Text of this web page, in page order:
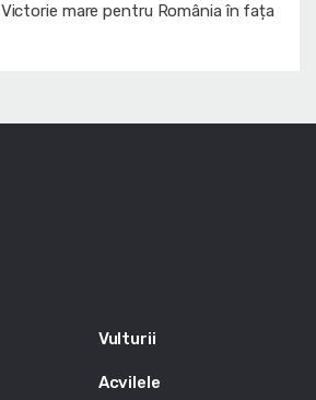
Victorie mare pentru România în fața
Vulturii
Acvilele